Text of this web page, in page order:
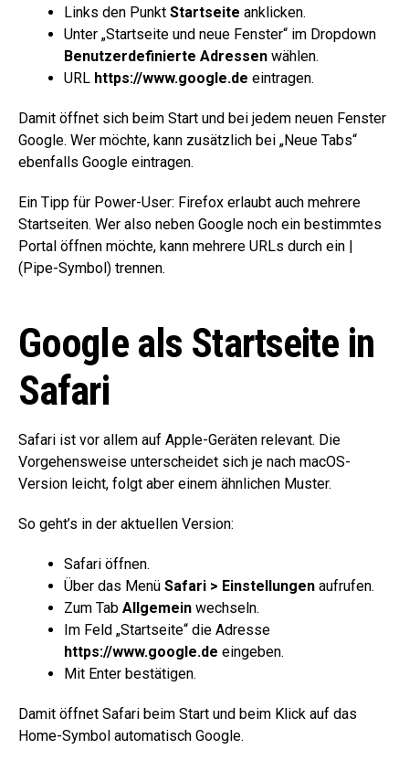
Links den Punkt Startseite anklicken.
Unter „Startseite und neue Fenster“ im Dropdown
Benutzerdefinierte Adressen wählen.
URL https://www.google.de eintragen.
Damit öffnet sich beim Start und bei jedem neuen Fenster
Google. Wer möchte, kann zusätzlich bei „Neue Tabs“
ebenfalls Google eintragen.
Ein Tipp für Power-User: Firefox erlaubt auch mehrere
Startseiten. Wer also neben Google noch ein bestimmtes
Portal öffnen möchte, kann mehrere URLs durch ein |
(Pipe-Symbol) trennen.
Google als Startseite in
Safari
Safari ist vor allem auf Apple-Geräten relevant. Die
Vorgehensweise unterscheidet sich je nach macOS-
Version leicht, folgt aber einem ähnlichen Muster.
So geht’s in der aktuellen Version:
Safari öffnen.
Über das Menü Safari > Einstellungen aufrufen.
Zum Tab Allgemein wechseln.
Im Feld „Startseite“ die Adresse
https://www.google.de eingeben.
Mit Enter bestätigen.
Damit öffnet Safari beim Start und beim Klick auf das
Home-Symbol automatisch Google.